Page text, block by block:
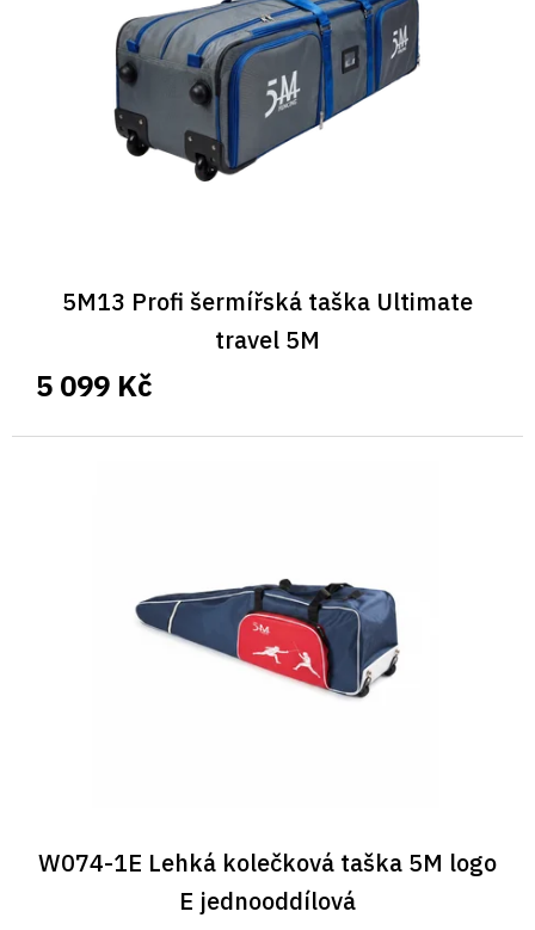
5M13 Profi šermířská taška Ultimate
travel 5M
5 099 Kč
W074-1E Lehká kolečková taška 5M logo
E jednooddílová